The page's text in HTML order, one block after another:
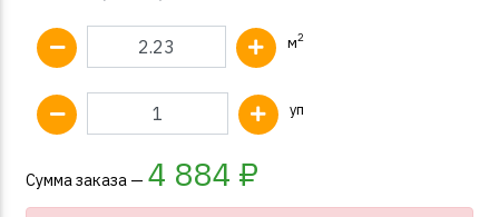
м2
уп
Сумма заказа — 4 884 ₽